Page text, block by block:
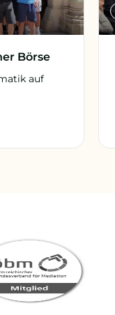
Börse
auf